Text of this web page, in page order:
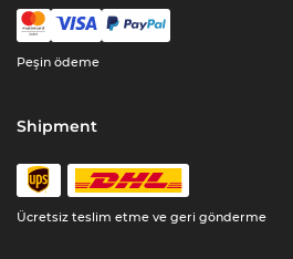
Peşin ödeme
Shipment
Ücretsiz teslim etme ve geri gönderme